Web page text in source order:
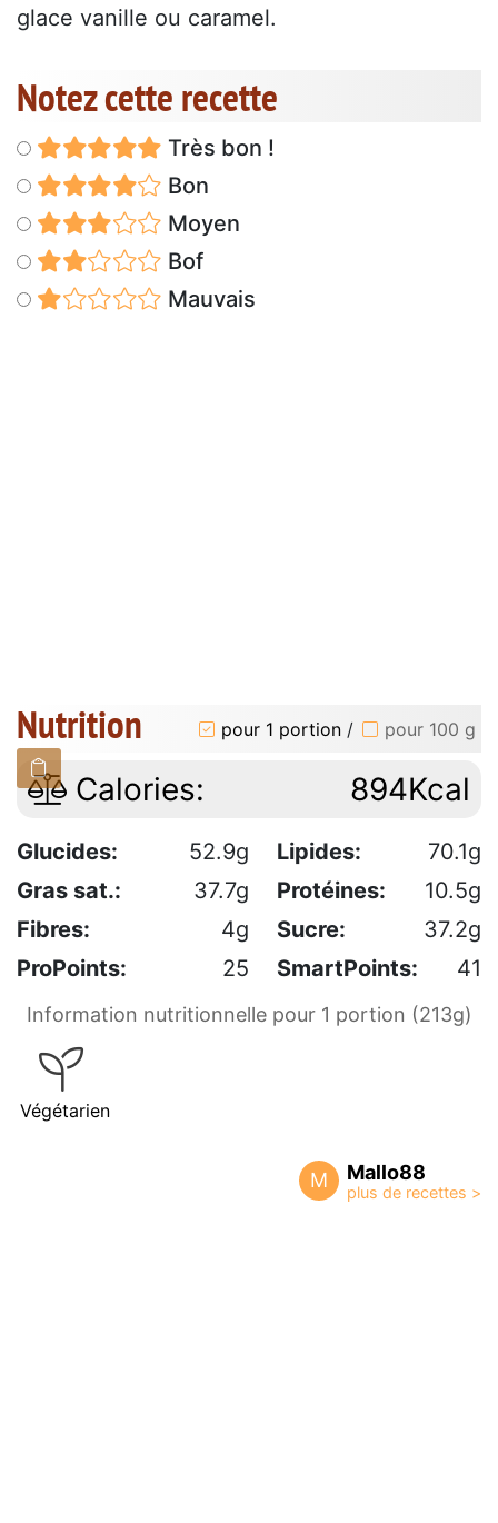
glace vanille ou caramel.
Notez cette recette
Très bon !
Bon
Moyen
Bof
Mauvais
Nutrition pour 1 portion / pour 100 g
Calories: 894Kcal
Glucides: 52.9g Lipides:
70.1g
Gras sat.:
37.7g Protéines:
10.5g
Fibres:
4g Sucre:
37.2g
ProPoints:
25 SmartPoints: 41
Information nutritionnelle pour 1 portion (213g)
Végétarien
M Mallo88